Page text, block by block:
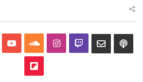
YouTubeSoundCloud
Instagram
Twitch
Flipboard